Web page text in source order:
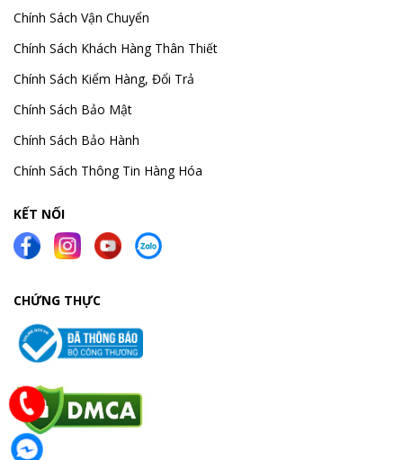
Chính Sách Vận Chuyển
Chính Sách Khách Hàng Thân Thiết
Chính Sách Kiểm Hàng, Đổi Trả
Chính Sách Bảo Mật
Chính Sách Bảo Hành
Chính Sách Thông Tin Hàng Hóa
KẾT NỐI
CHỨNG THỰC